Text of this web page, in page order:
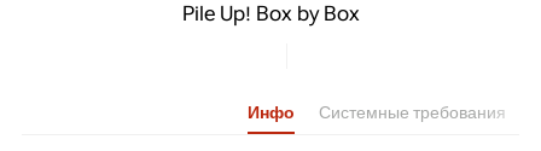
Pile Up! Box by Box
Инфо Системные требования